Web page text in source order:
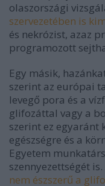
olaszországi
szervezetében is
és nekrózist, azaz
programozott
Egy másik,
szerint az európai
levegő pora és a
glifozáttal vagy a
szerint ez egyaránt
egészségre és a
Egyetem
szennyezettségét
nem észszerű a